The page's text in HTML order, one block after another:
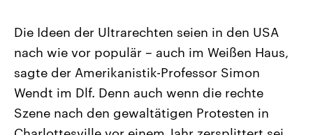
Landtagswahl Sachsen-Anhalt
2026
Alle Informationen
Sachsen-Anhalt wählt am 6.
September 2026 einen neuen
Landtag. Seit 2021 wird das
Bundesland von einer Koalition aus
Aktuelle Beiträge,
Hintergründe
Wirtschaftlich und
gehören die Vereinigten
den mächtigsten Ländern
mit großem Einfluss auf
Die Ideen der Ultrarechten seien in den USA
nach wie vor populär – auch im Weißen Haus,
sagte der Amerikanistik-Professor Simon
Wendt im Dlf. Denn auch wenn die rechte
Szene nach den gewaltätigen Protesten in